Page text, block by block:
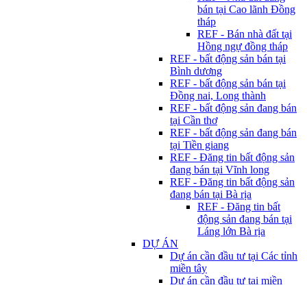
bán tại Cao lãnh Đồng
tháp
REF - Bán nhà đất tại
Hồng ngự đồng tháp
REF - bất động sản bán tại
Bình dương
REF - bất động sản bán tại
Đồng nai, Long thành
REF - bất động sản đang bán
tại Cần thơ
REF - bất động sản đang bán
tại Tiền giang
REF - Đăng tin bất động sản
đang bán tại Vĩnh long
REF - Đăng tin bất động sản
đang bán tại Bà rịa
REF - Đăng tin bất
động sản đang bán tại
Láng lớn Bà rịa
DỰ ÁN
Dự án cần đầu tư tại Các tỉnh
miền tây
Dự án cần đầu tư tại miền